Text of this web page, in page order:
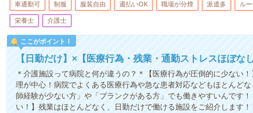
車通勤可 制服 服装自由 週払いOK 職場が分煙 派遣多 ル
栄養士 介護士
ここがポイント！
【日勤だけ】×【医療行為・残業・通勤ストレスほぼな
＊介護施設って病院と何が違うの？＊【医療行為が圧倒的に少ない
理が中心！病院でよくある医療行為や急な患者対応などもほとんど
師経験が少ない方」や「ブランクがある方」でも働きやすいんです
い！】残業はほとんどなく、日勤だけで働ける施設をご紹介します